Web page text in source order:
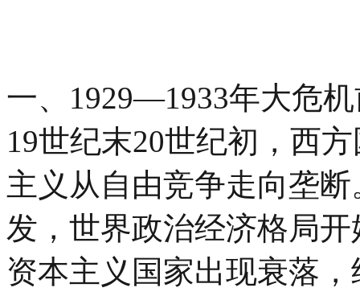
一、1929—1933年大危
19世纪末20世纪初，西
主义从自由竞争走向垄
发，世界政治经济格局
资本主义国家出现衰落